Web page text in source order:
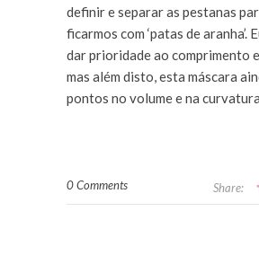
definir e separar as pestanas
ficarmos com ‘patas de aranha’.
dar prioridade ao comprimento
mas além disto, esta máscara
pontos no volume e na
0 Comments Share: